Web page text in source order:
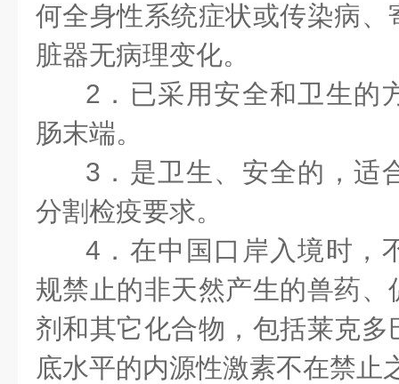
何全身性系统症状或传染病
脏器无病理变化。
2．已采用安全和卫生的
肠末端。
3．是卫生、安全的，适
分割检疫要求。
4．在中国口岸入境时，
规禁止的非天然产生的兽药
剂和其它化合物，包括莱克
底水平的内源性激素不在禁止